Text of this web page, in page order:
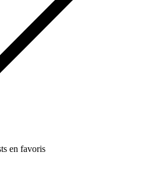
en favoris